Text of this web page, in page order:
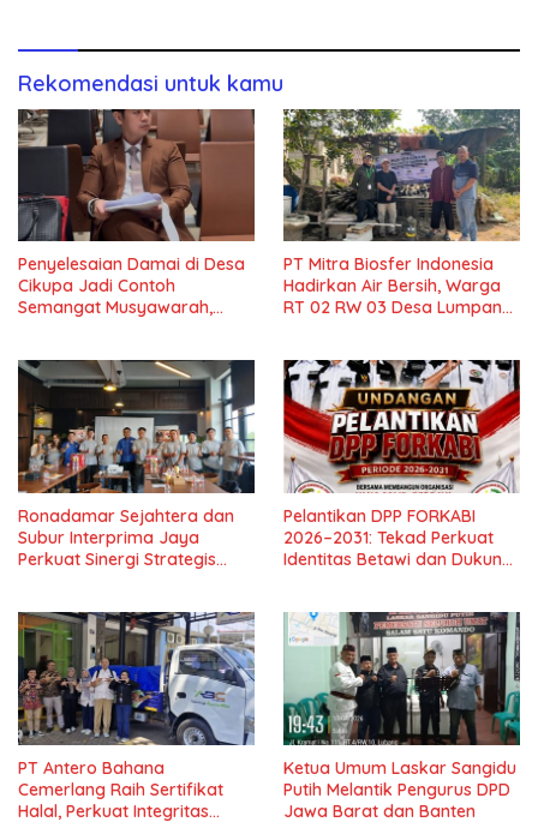
Rekomendasi untuk kamu
Penyelesaian Damai di Desa
Cikupa Jadi Contoh
Semangat Musyawarah,
PT Mitra Biosfer Indonesia
Hadirkan Air Bersih, Warga
RT 02 RW 03 Desa Lumpang
Ronadamar Sejahtera dan
Subur Interprima Jaya
Perkuat Sinergi Strategis
Pelantikan DPP FORKABI
2026–2031: Tekad Perkuat
Identitas Betawi dan Dukung
PT Antero Bahana
Cemerlang Raih Sertifikat
Halal, Perkuat Integritas
Ketua Umum Laskar Sangidu
Putih Melantik Pengurus DPD
Jawa Barat dan Banten